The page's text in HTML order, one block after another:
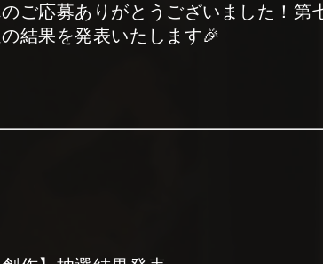
ご応募ありがとうございました！第
結果を発表いたします🎉